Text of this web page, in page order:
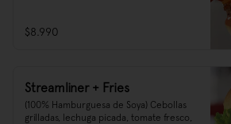
$8.990
Streamliner + Fries
(100% Hamburguesa de Soya) Cebollas
grilladas, lechuga picada, tomate fresco,